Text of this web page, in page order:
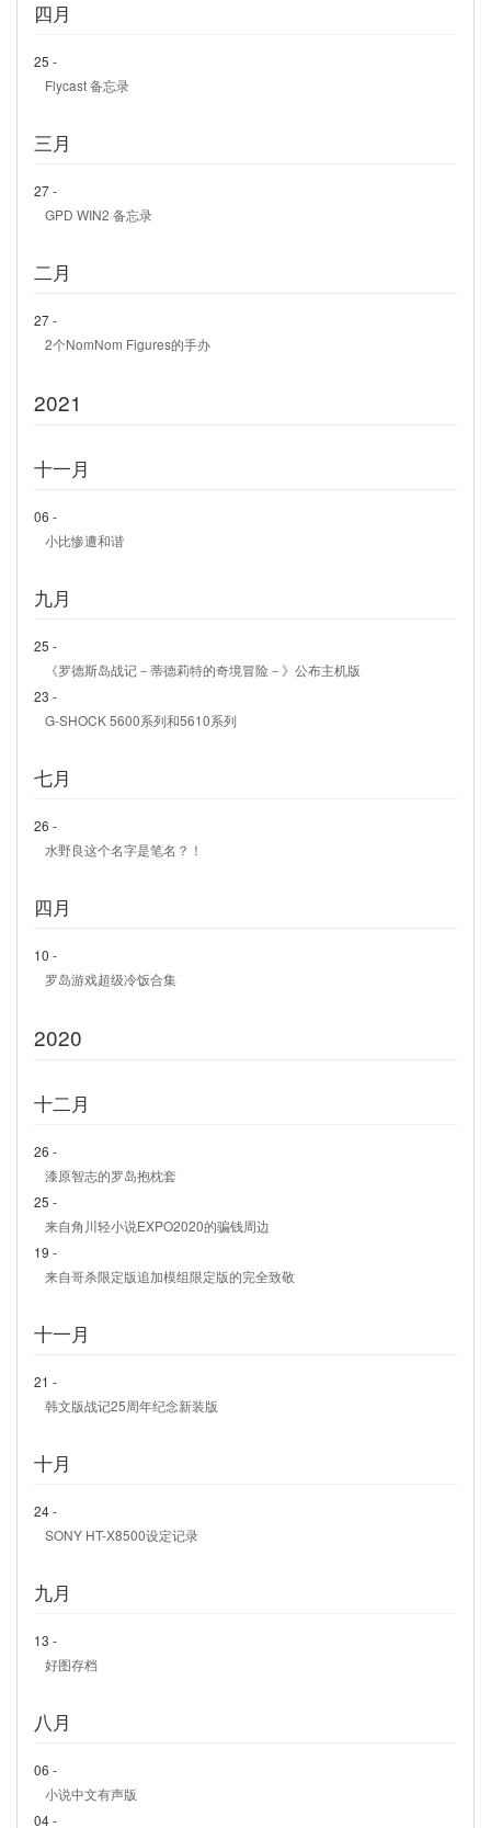
四月
25 -
Flycast 备忘录
三月
27 -
GPD WIN2 备忘录
二月
27 -
2个NomNom Figures的手办
2021
十一月
06 -
小比惨遭和谐
九月
25 -
《罗德斯岛战记－蒂德莉特的奇境冒险－》公布主机版
23 -
G-SHOCK 5600系列和5610系列
七月
26 -
水野良这个名字是笔名？！
四月
10 -
罗岛游戏超级冷饭合集
2020
十二月
26 -
漆原智志的罗岛抱枕套
25 -
来自角川轻小说EXPO2020的骗钱周边
19 -
来自哥杀限定版追加模组限定版的完全致敬
十一月
21 -
韩文版战记25周年纪念新装版
十月
24 -
SONY HT-X8500设定记录
九月
13 -
好图存档
八月
06 -
小说中文有声版
04 -